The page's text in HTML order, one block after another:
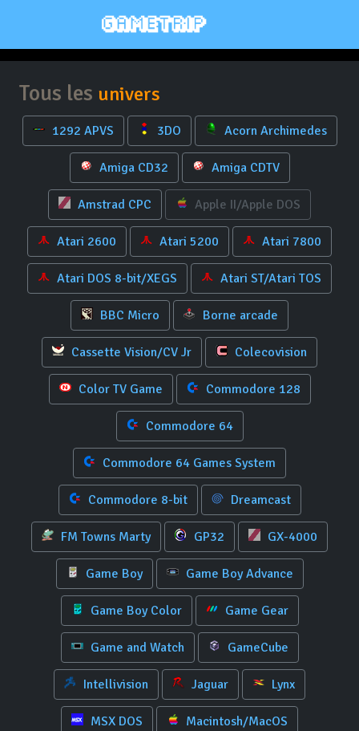
Tous les univers
1292 APVS 3DO Acorn Archimedes
Amiga CD32 Amiga CDTV
Amstrad CPC Apple II/Apple DOS
Atari 2600 Atari 5200 Atari 7800
Atari DOS 8-bit/XEGS Atari ST/Atari TOS
BBC Micro Borne arcade
Cassette Vision/CV Jr Colecovision
Color TV Game Commodore 128
Commodore 64
Commodore 64 Games System
Commodore 8-bit Dreamcast
FM Towns Marty GP32 GX-4000
Game Boy Game Boy Advance
Game Boy Color Game Gear
Game and Watch GameCube
Intellivision Jaguar Lynx
MSX DOS Macintosh/MacOS